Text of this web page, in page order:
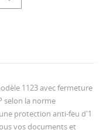
1123 avec fermeture
selon la norme
protection anti-feu d'1
vos documents et